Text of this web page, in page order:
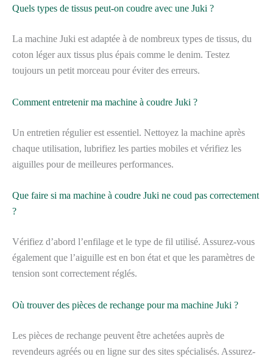
Quels types de tissus peut-on coudre avec une Juki ?
La machine Juki est adaptée à de nombreux types de tissus, du
coton léger aux tissus plus épais comme le denim. Testez
toujours un petit morceau pour éviter des erreurs.
Comment entretenir ma machine à coudre Juki ?
Un entretien régulier est essentiel. Nettoyez la machine après
chaque utilisation, lubrifiez les parties mobiles et vérifiez les
aiguilles pour de meilleures performances.
Que faire si ma machine à coudre Juki ne coud pas correctement
?
Vérifiez d’abord l’enfilage et le type de fil utilisé. Assurez-vous
également que l’aiguille est en bon état et que les paramètres de
tension sont correctement réglés.
Où trouver des pièces de rechange pour ma machine Juki ?
Les pièces de rechange peuvent être achetées auprès de
revendeurs agréés ou en ligne sur des sites spécialisés. Assurez-